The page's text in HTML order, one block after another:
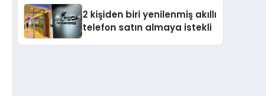
2 kişiden biri yenilenmiş akıllı
telefon satın almaya istekli